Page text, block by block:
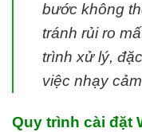
bước không
tránh rủi ro
trình xử lý,
việc nhạy
Quy trình cài đặt